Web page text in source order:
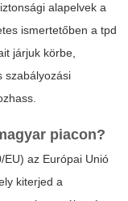
alapelvek a
ismertetőben a tpd
járjuk körbe,
szabályozási
piacon?
EU) az Európai Unió
kiterjed a